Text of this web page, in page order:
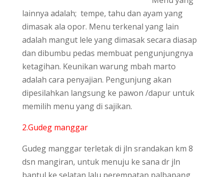
lainnya adalah; tempe, tahu dan ayam yang
dimasak ala opor. Menu terkenal yang lain
adalah mangut lele yang dimasak secara diasap
dan dibumbu pedas membuat pengunjungnya
ketagihan. Keunikan warung mbah marto
adalah cara penyajian. Pengunjung akan
dipesilahkan langsung ke pawon /dapur untuk
memilih menu yang di sajikan.
2.Gudeg manggar
Gudeg manggar terletak di jln srandakan km 8
dsn mangiran, untuk menuju ke sana dr jln